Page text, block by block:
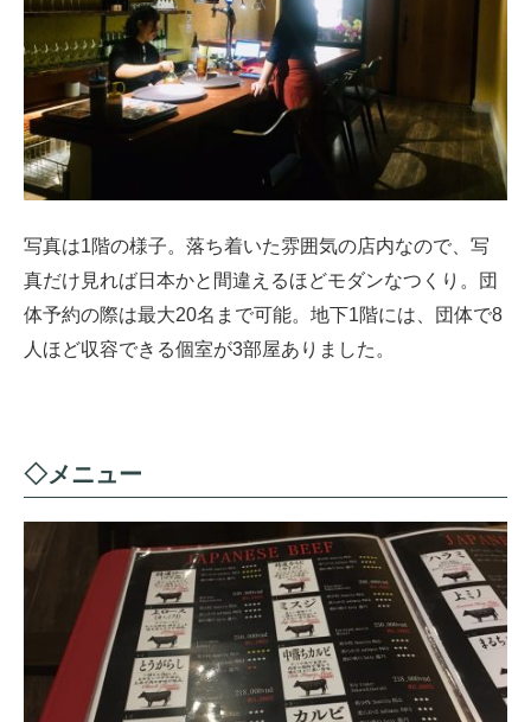
写真は1階の様子。落ち着いた雰囲気の店内なので、写
真だけ見れば日本かと間違えるほどモダンなつくり。団
体予約の際は最大20名まで可能。地下1階には、団体で8
人ほど収容できる個室が3部屋ありました。
◇メニュー